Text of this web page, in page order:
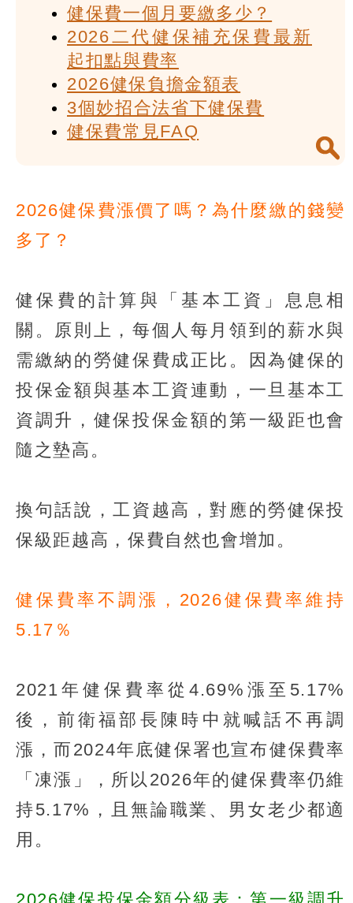
健保費一個月要繳多少？
2026二代健保補充保費最新
起扣點與費率
2026健保負擔金額表
3個妙招合法省下健保費
健保費常見FAQ
2026健保費漲價了嗎？為什麼繳的錢變
多了？
健保費的計算與「基本工資」息息相
關。原則上，每個人每月領到的薪水與
需繳納的勞健保費成正比。因為健保的
投保金額與基本工資連動，一旦基本工
資調升，健保投保金額的第一級距也會
隨之墊高。
換句話說，工資越高，對應的勞健保投
保級距越高，保費自然也會增加。
健保費率不調漲，2026健保費率維持
5.17％
2021年健保費率從4.69%漲至5.17%
後，前衛福部長陳時中就喊話不再調
漲，而2024年底健保署也宣布健保費率
「凍漲」，所以2026年的健保費率仍維
持5.17%，且無論職業、男女老少都適
用。